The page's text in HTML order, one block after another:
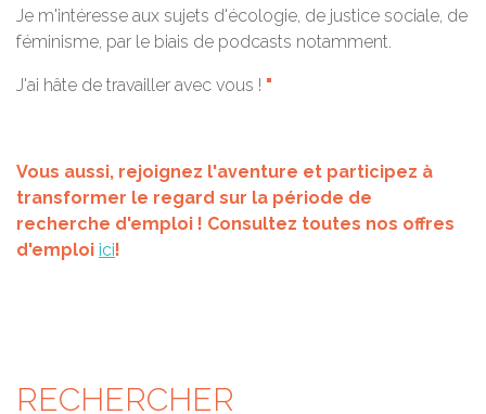
Je m'intéresse aux sujets d'écologie, de justice sociale, de
féminisme, par le biais de podcasts notamment.
J'ai hâte de travailler avec vous ! "
Vous aussi, rejoignez l'aventure et participez à
transformer le regard sur la période de
recherche d'emploi ! Consultez toutes nos offres
d'emploi ici!
RECHERCHER